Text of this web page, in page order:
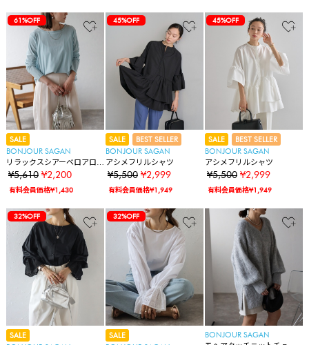
61%OFF
SALE
BONJOUR SAGAN
リラックスシアーベロアロ
ンT
¥5,610 ¥2,200
有料会員価格¥1,430
45%OFF
SALE
BEST SELLER
BONJOUR SAGAN
アシメフリルシャツ
¥5,500 ¥2,999
有料会員価格¥1,949
45%OFF
SALE
BEST SELLER
BONJOUR SAGAN
アシメフリルシャツ
¥5,500 ¥2,999
有料会員価格¥1,949
32%OFF
SALE
32%OFF
SALE
BONJOUR SAGAN